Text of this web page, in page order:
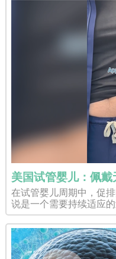
在试管婴儿周期中，促
说是一个需要持续适应